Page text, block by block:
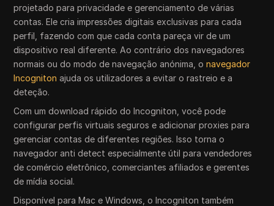
projetado para privacidade e gerenciamento de várias
contas. Ele cria impressões digitais exclusivas para cada
perfil, fazendo com que cada conta pareça vir de um
dispositivo real diferente. Ao contrário dos navegadores
normais ou do modo de navegação anónima, onavegador
Incogniton ajuda os utilizadores a evitar o rastreio e a
deteção.
Com um download rápido do Incogniton, você pode
configurar perfis virtuais seguros e adicionar proxies para
gerenciar contas de diferentes regiões. Isso torna o
navegador anti detect especialmente útil para vendedores
de comércio eletrônico, comerciantes afiliados e gerentes
de mídia social.
Disponível para Mac e Windows, o Incogniton também